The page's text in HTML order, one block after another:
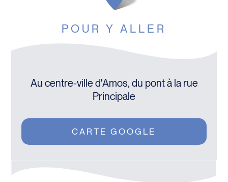
POUR Y ALLER
Au centre-ville d'Amos, du pont à la rue
Principale
CARTE GOOGLE